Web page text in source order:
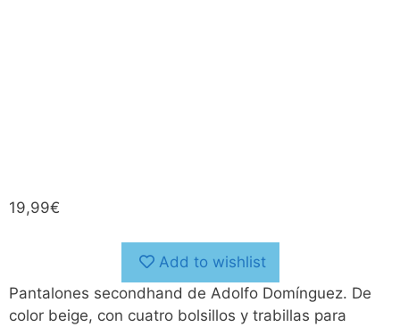
19,99€
Add to wishlist
Pantalones secondhand de Adolfo Domínguez. De
color beige, con cuatro bolsillos y trabillas para